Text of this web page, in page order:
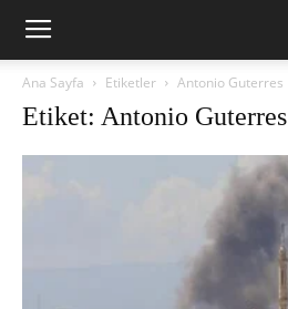
Ana Sayfa Etiketler Antonio Guterres
Etiket: Antonio Guterres